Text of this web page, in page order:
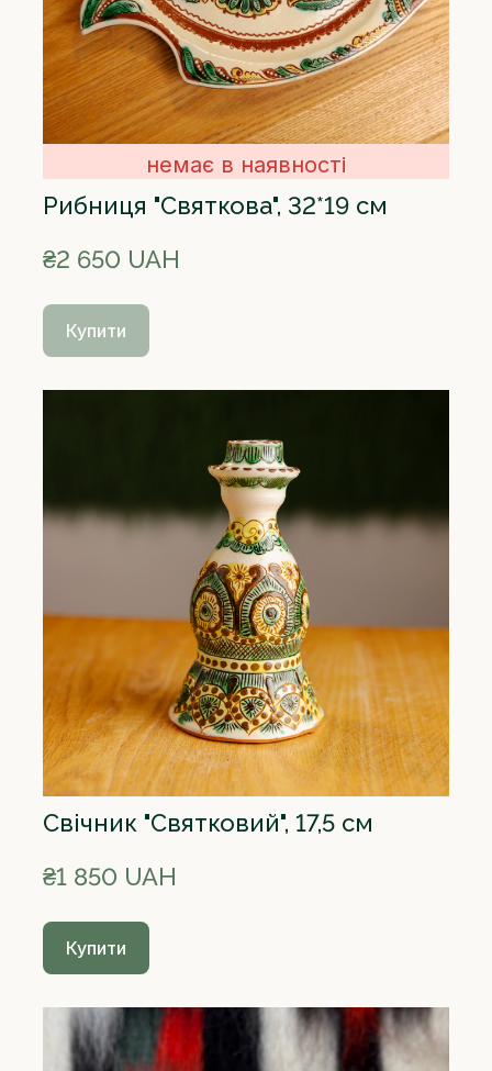
немає в наявності
Рибниця "Святкова", 32*19 см
₴2 650 UAH
Купити
Свічник "Святковий", 17,5 см
₴1 850 UAH
Купити